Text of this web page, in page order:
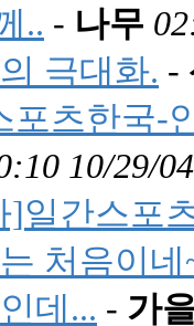
.. - 나무
극대화. -
포츠한국-
10/29/04
]일간스포
처음이네
데... - 가